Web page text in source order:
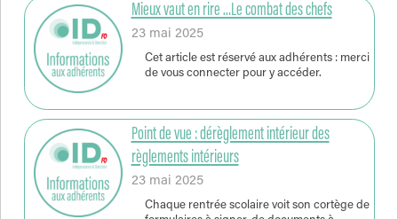
Mieux vaut en rire …Le combat des chefs
23 mai 2025
Cet article est réservé aux adhérents : merci
de vous connecter pour y accéder.
Point de vue : dérèglement intérieur des
règlements intérieurs
23 mai 2025
Chaque rentrée scolaire voit son cortège de